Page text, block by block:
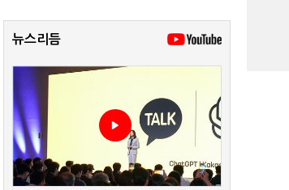
뉴스리듬